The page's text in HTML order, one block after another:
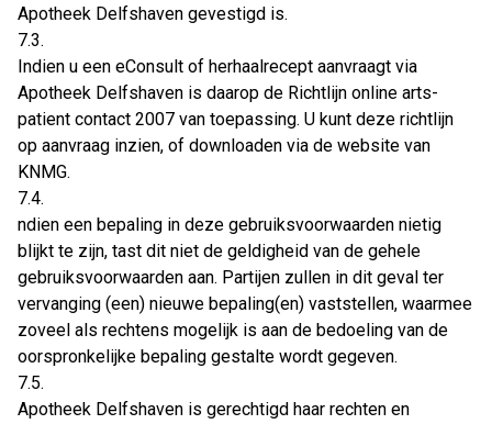
Apotheek Delfshaven gevestigd is.
7.3.
Indien u een eConsult of herhaalrecept aanvraagt via
Apotheek Delfshaven is daarop de Richtlijn online arts-
patient contact 2007 van toepassing. U kunt deze richtlijn
op aanvraag inzien, of downloaden via de website van
KNMG.
7.4.
ndien een bepaling in deze gebruiksvoorwaarden nietig
blijkt te zijn, tast dit niet de geldigheid van de gehele
gebruiksvoorwaarden aan. Partijen zullen in dit geval ter
vervanging (een) nieuwe bepaling(en) vaststellen, waarmee
zoveel als rechtens mogelijk is aan de bedoeling van de
oorspronkelijke bepaling gestalte wordt gegeven.
7.5.
Apotheek Delfshaven is gerechtigd haar rechten en